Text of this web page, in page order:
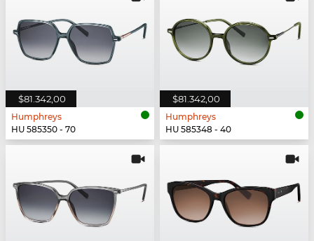
$81.342,00
Humphreys
HU 585350 - 70
$81.342,00
Humphreys
HU 585348 - 40